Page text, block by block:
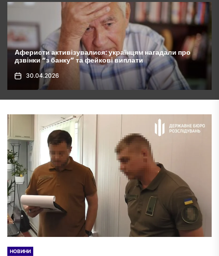
нагадали про
виплати
Комунальні платежі зростуть
будуть покривати витрати
30.04.2026
НОВИНИ